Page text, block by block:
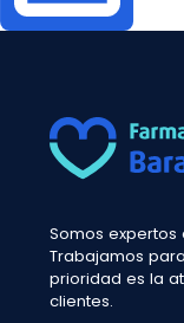
Somos
Trabajamos
prioridad es la
clientes.